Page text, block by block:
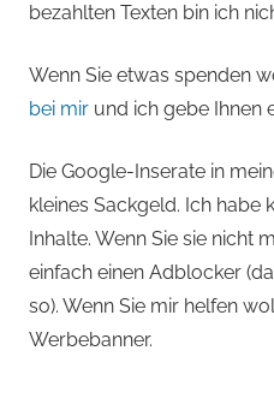
bezahlten Texten bin ich
Wenn Sie etwas spenden
bei mir und ich gebe Ihnen
Die Google-Inserate in
kleines Sackgeld. Ich habe
Inhalte. Wenn Sie sie nicht
einfach einen Adblocker
so). Wenn Sie mir helfen
Werbebanner.